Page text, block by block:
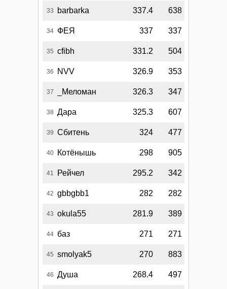
33 barbarka 337.4 638
34 ФЕЯ 337 337
35 cfibh 331.2 504
36 NVV 326.9 353
37 _Меломан 326.3 347
38 Дара 325.3 607
39 Сбитень 324 477
40 Котёнышь 298 905
41 Рейчел 295.2 342
42 gbbgbb1 282 282
43 okula55 281.9 389
44 баз 271 271
45 smolyak5 270 883
46 Душа 268.4 497